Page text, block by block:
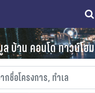
บ้าน คอนโด ทาวน์โฮม
ครงการ, ทำเล